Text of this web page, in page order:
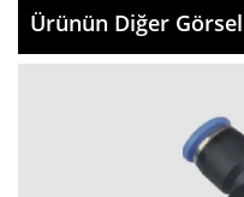
Ürünün Diğer